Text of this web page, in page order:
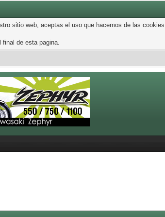
sitio web, aceptas el uso que hacemos de las
final de esta pagina.